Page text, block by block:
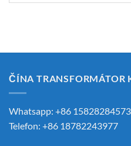
ČÍNA TRANSFORMÁTOR
Whatsapp: +86 15828284573
Telefon: +86 18782243977